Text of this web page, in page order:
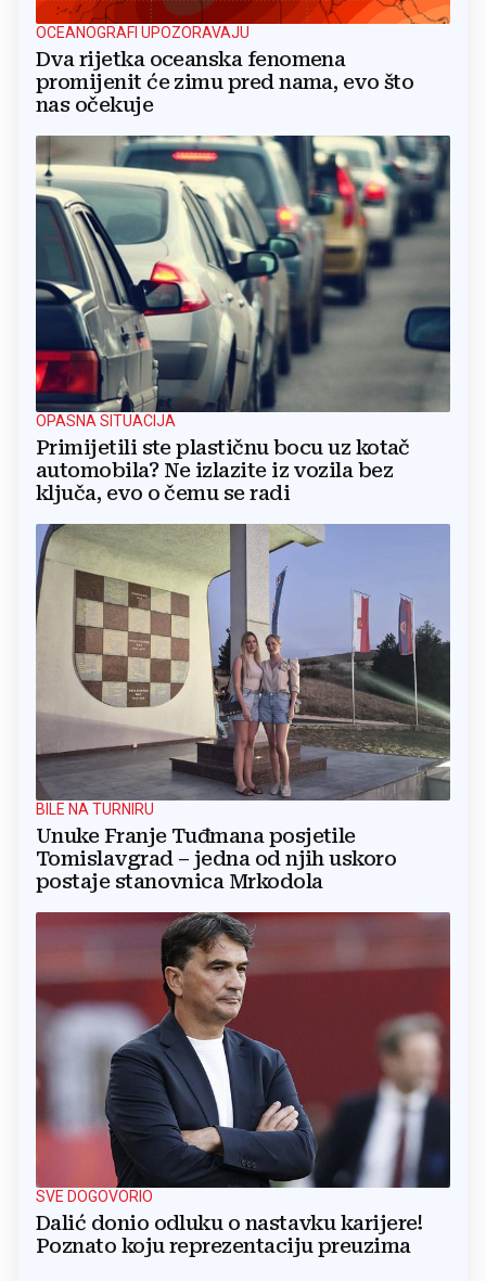
OCEANOGRAFI UPOZORAVAJU
Dva rijetka oceanska fenomena
promijenit će zimu pred nama, evo što
nas očekuje
OPASNA SITUACIJA
Primijetili ste plastičnu bocu uz kotač
automobila? Ne izlazite iz vozila bez
ključa, evo o čemu se radi
BILE NA TURNIRU
Unuke Franje Tuđmana posjetile
Tomislavgrad – jedna od njih uskoro
postaje stanovnica Mrkodola
SVE DOGOVORIO
Dalić donio odluku o nastavku karijere!
Poznato koju reprezentaciju preuzima